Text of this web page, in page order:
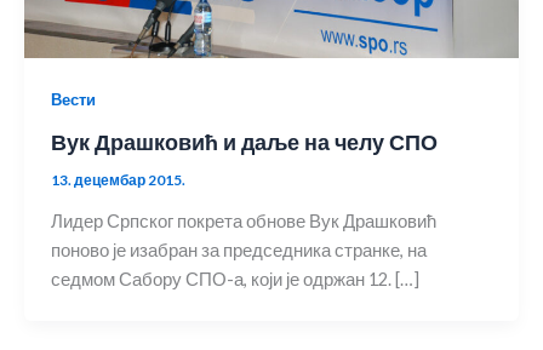
Вести
Вук Драшковић и даље на челу СПО
13. децембар 2015.
Лидер Српског покрета обнове Вук Драшковић
поново је изабран за председника странке, на
седмом Сабору СПО-а, који је одржан 12. […]